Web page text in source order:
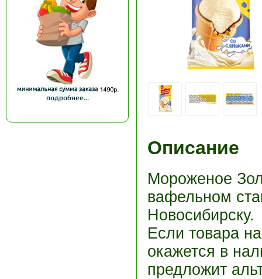
Описание
Мороженое
вафельном
Новосибирску.
Если товара
окажется в
предложит